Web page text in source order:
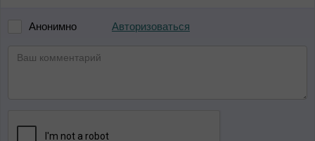
Анонимно Авторизоваться